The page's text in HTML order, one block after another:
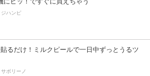
ジハンピ
るだけ！ミルクピールで一日中ずっとうるツ
サボリーノ